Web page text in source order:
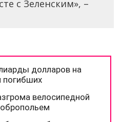
с Зеленским», –